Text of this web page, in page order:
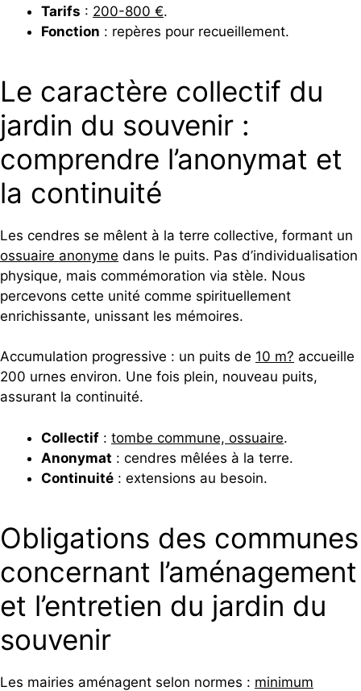
Tarifs : 200-800 €.
Fonction : repères pour recueillement.
Le caractère collectif du
jardin du souvenir :
comprendre l’anonymat et
la continuité
Les cendres se mêlent à la terre collective, formant un
ossuaire anonyme dans le puits. Pas d’individualisation
physique, mais commémoration via stèle. Nous
percevons cette unité comme spirituellement
enrichissante, unissant les mémoires.
Accumulation progressive : un puits de 10 m? accueille
200 urnes environ. Une fois plein, nouveau puits,
assurant la continuité.
Collectif : tombe commune, ossuaire.
Anonymat : cendres mêlées à la terre.
Continuité : extensions au besoin.
Obligations des communes
concernant l’aménagement
et l’entretien du jardin du
souvenir
Les mairies aménagent selon normes : minimum